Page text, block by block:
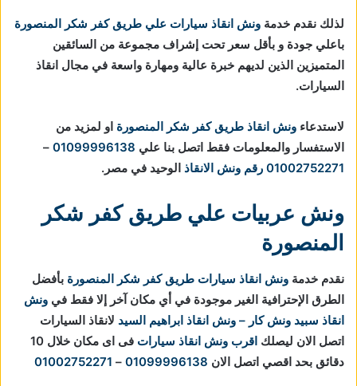
لذلك نقدم خدمة ونش انقاذ سيارات علي طريق كفر شكر المنصورة
باعلي جودة و بأقل سعر تحت إشراف مجموعة من السائقين
المتميزين الذين لديهم خبرة عالية ومهارة واسعة في مجال انقاذ
السيارات.
لاستدعاء ونش انقاذ طريق كفر شكر المنصورة او لمزيد من
الاستفسار والمعلومات فقط اتصل بنا علي 01099996138
–
01002752271 رقم ونش الانقاذ الوحيد في مصر.
ونش عربيات علي طريق كفر شكر
المنصورة
نقدم خدمة ونش انقاذ سيارات طريق كفر شكر المنصورة بأفضل
الطرق الإحترافية الغير موجودة في أي مكان آخر إلا فقط في ونش
انقاذ سبيد ونش كار – ونش انقاذ ابراهيم السيد لانقاذ السيارات
اتصل الان ليصلك اقرب ونش انقاذ سيارات
فى اى مكان خلال 10
دقائق بحد اقصي اتصل الان 01099996138
–
01002752271